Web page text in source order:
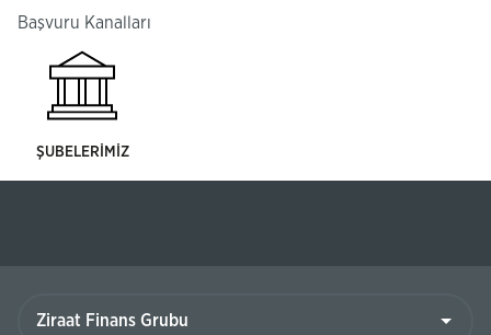
Başvuru Kanalları
ŞUBELERİMİZ
Grubu